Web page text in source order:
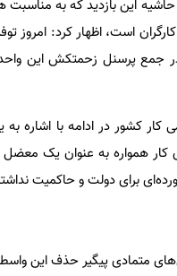
این بازدید که به مناسبت
است، اظهار کرد: امروز
در جمع پرسنل زحمتکش این
کشور در ادامه با اشاره
کار همواره به عنوان یک
برای دولت و حاکمیت
متمادی پیگیر حذف این